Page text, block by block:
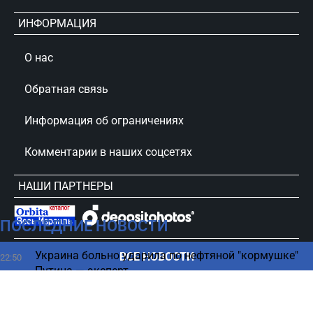
ПОСЛЕДНИЕ НОВОСТИ
22:50
Украина больно ударила по нефтяной "кормушке"
Путина — эксперт
ВСЕ НОВОСТИ
ИНФОРМАЦИЯ
О нас
Обратная связь
Информация об ограничениях
Комментарии в наших соцсетях
НАШИ ПАРТНЕРЫ
сursorinfo.co.il © Все права защищены